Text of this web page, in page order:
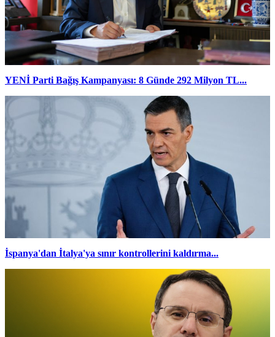
YENİ Parti Bağış Kampanyası: 8 Günde 292 Milyon TL...
İspanya'dan İtalya'ya sınır kontrollerini kaldırma...